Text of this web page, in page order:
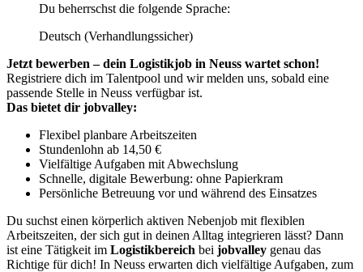
Du beherrschst die folgende Sprache:
Deutsch (Verhandlungssicher)
Jetzt bewerben – dein Logistikjob in Neuss wartet schon!
Registriere dich im Talentpool und wir melden uns, sobald eine
passende Stelle in Neuss verfügbar ist.
Das bietet dir jobvalley:
Flexibel planbare Arbeitszeiten
Stundenlohn ab 14,50 €
Vielfältige Aufgaben mit Abwechslung
Schnelle, digitale Bewerbung: ohne Papierkram
Persönliche Betreuung vor und während des Einsatzes
Du suchst einen körperlich aktiven Nebenjob mit flexiblen
Arbeitszeiten, der sich gut in deinen Alltag integrieren lässt? Dann
ist eine Tätigkeit im Logistikbereich bei jobvalley genau das
Richtige für dich! In Neuss erwarten dich vielfältige Aufgaben, zum